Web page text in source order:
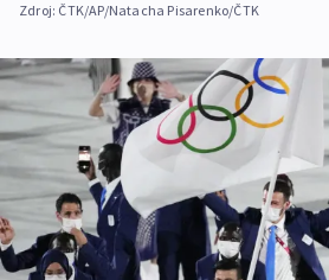
Zdroj: ČTK/AP/Natacha Pisarenko/ČTK